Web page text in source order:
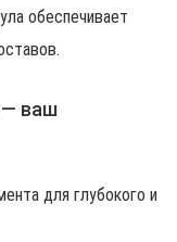
обеспечивает
— ваш
для глубокого и